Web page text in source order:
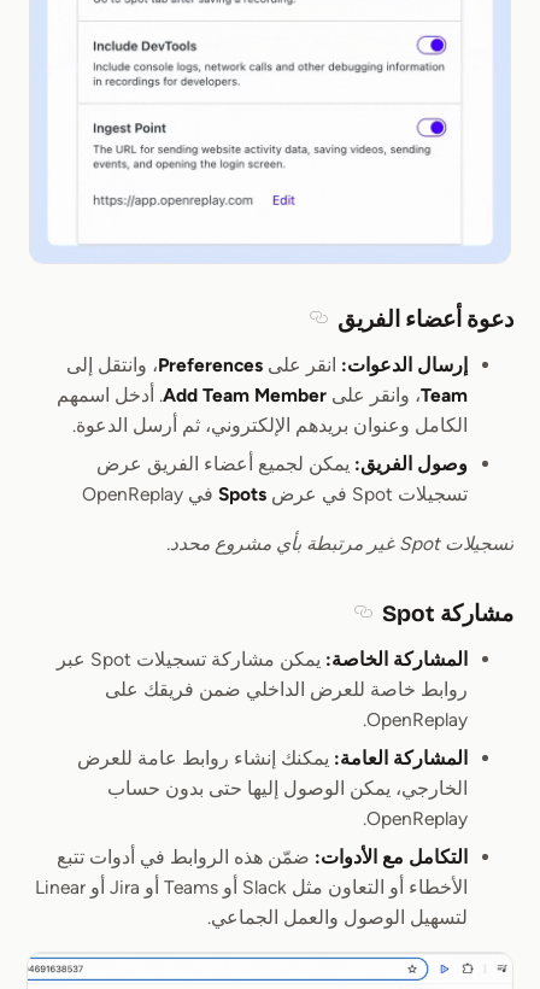
دعوة أعضاء الفريق
إرسال الدعوات: انقر على Preferences، وانتقل إلى
Team، وانقر على Add Team Member. أدخل اسمهم
الكامل وعنوان بريدهم الإلكتروني، ثم أرسل الدعوة.
وصول الفريق: يمكن لجميع أعضاء الفريق عرض
تسجيلات Spot في عرض
Spots في OpenReplay
تسجيلات Spot غير مرتبطة بأي مشروع محدد.
مشاركة Spot
المشاركة الخاصة:
يمكن مشاركة تسجيلات Spot عبر
روابط خاصة للعرض الداخلي ضمن فريقك على
OpenReplay.
المشاركة العامة: يمكنك إنشاء روابط عامة للعرض
الخارجي، يمكن الوصول إليها حتى بدون حساب
OpenReplay.
التكامل مع الأدوات: ضمّن هذه الروابط في أدوات تتبع
الأخطاء أو التعاون مثل Slack أو Teams أو Jira أو Linear
لتسهيل الوصول والعمل الجماعي.